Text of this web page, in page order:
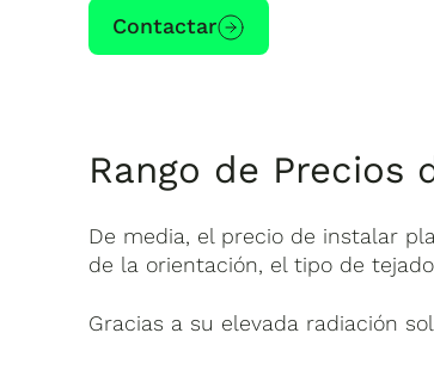
Contactar
Rango de Precios
De media, el precio de instalar
de la orientación, el tipo de
Gracias a su elevada radiación